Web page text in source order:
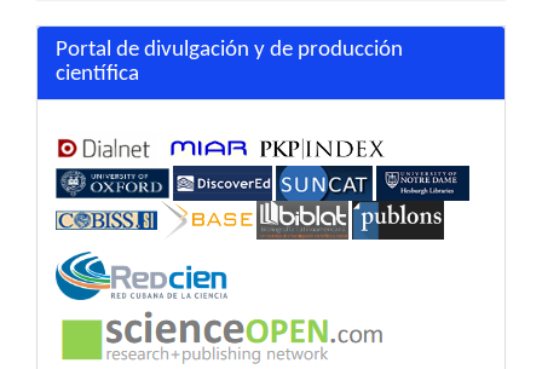
Portal de divulgación y de producción
científica